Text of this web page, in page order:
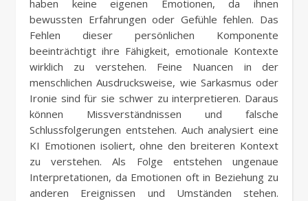
haben keine eigenen Emotionen, da ihnen
bewussten Erfahrungen oder Gefühle fehlen. Das
Fehlen dieser persönlichen Komponente
beeinträchtigt ihre Fähigkeit, emotionale Kontexte
wirklich zu verstehen. Feine Nuancen in der
menschlichen Ausdrucksweise, wie Sarkasmus oder
Ironie sind für sie schwer zu interpretieren. Daraus
können Missverständnissen und falsche
Schlussfolgerungen entstehen. Auch analysiert eine
KI Emotionen isoliert, ohne den breiteren Kontext
zu verstehen. Als Folge entstehen ungenaue
Interpretationen, da Emotionen oft in Beziehung zu
anderen Ereignissen und Umständen stehen.